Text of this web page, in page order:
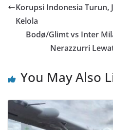
Korupsi Indonesia Turun,
Kelola
Bodø/Glimt vs Inter
Nerazzurri
You May Also